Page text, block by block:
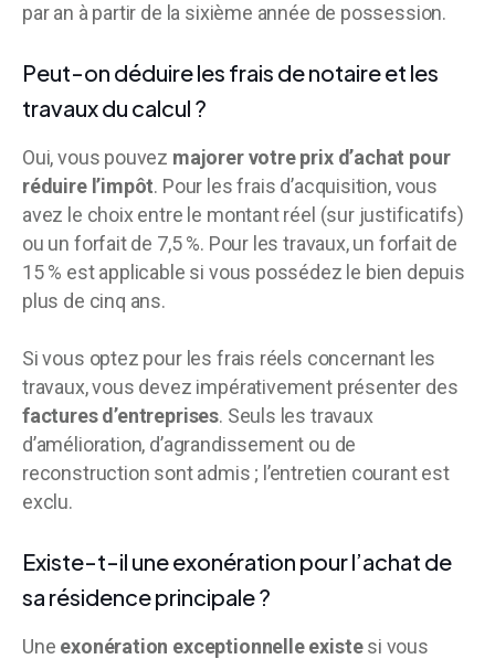
par an à partir de la sixième année de possession.
Peut-on déduire les frais de notaire et les
travaux du calcul ?
Oui, vous pouvez majorer votre prix d’achat pour
réduire l’impôt. Pour les frais d’acquisition, vous
avez le choix entre le montant réel (sur justificatifs)
ou un forfait de 7,5 %. Pour les travaux, un forfait de
15 % est applicable si vous possédez le bien depuis
plus de cinq ans.
Si vous optez pour les frais réels concernant les
travaux, vous devez impérativement présenter des
factures d’entreprises. Seuls les travaux
d’amélioration, d’agrandissement ou de
reconstruction sont admis ; l’entretien courant est
exclu.
Existe-t-il une exonération pour l’achat de
sa résidence principale ?
Une exonération exceptionnelle existesi vous